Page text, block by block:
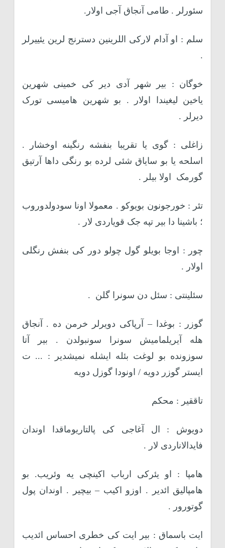
سئورلر . طامی آنجاق آجی اولار.
سلم : او آدام لارکی اللرینین دسترنج لرین یئییرلر
.
خوگان : بیر شهر آدی دیر کی خمینی شهرین
یاخین لیغیندا اولار . بو شهرین هامیسی تورک
دیرلر .
زاغلی : گوی یا تقریبا بنفشه رنگینه اوخشار .
اسلحه یا بو سایاق شئی لرده بو رنگی داها آرتیق
گورمک
اولا بیلر .
تئر : خورجونون بویوکو . معمولا اونا سودولدوروب
؛ باشینا دا بیر تپه جک قویاردی لار .
چور : اوجا بویلو گول چولو دور کی بنفش رنگلی
اولار .
سئلینتی : سئل دن سونرا گلن .
گوزر : بوغدا – آرپاکی دویرلر خرمن ده . آنجاق
هله آیریلمامیش سونرا سونبولدن . بیر آتا
سوزونده بو لوغت بئله ایشله نمیشدیر : ... ت
ایستر گوزر دویه / اونودا گوزل دویه
تاققیر : محکم
دویوش : ال آغاجی کی پالتاریوماقدا اوندان
فایدالاناردی لار .
هامپا : او یئرکی ارباب اکینچی یه وئریب. بو
هامپالیق ائدیر . اوزو اکیب – بیچیر . اوندان پول
گوتورور .
ایت باسماق : بیر ایت کی خطری احساس ائدیب